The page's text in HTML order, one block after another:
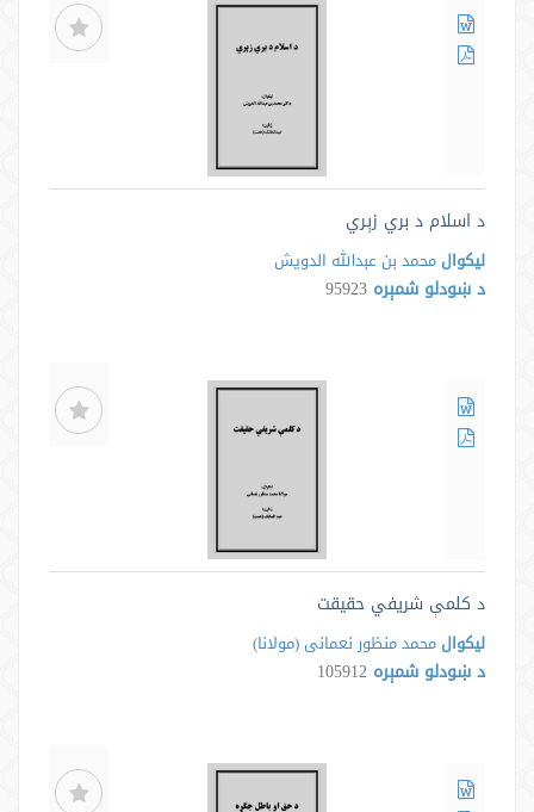
د اسلام د بري زېري
لیکوالمحمد بن عبدالله الدويش
د ښودلو شمېره 95923
د کلمې شريفي حقيقت
لیکوالمحمد منظور نعمانى (مولانا)
د ښودلو شمېره 105912